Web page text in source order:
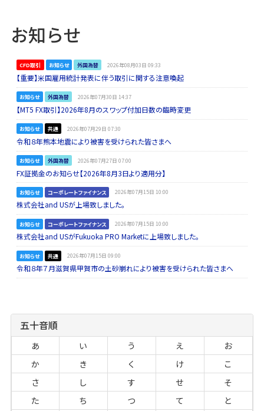
お知らせ
CFD取引 お知らせ 外国為替 2026年08月03日 09:33
【重要】米国雇用統計発表に伴う取引に関する注意喚起
お知らせ 外国為替 2026年07月30日 14:37
【MT5 FX取引】2026年8月のスワップ付加日数の臨時変更
お知らせ 共通 2026年07月29日 07:30
令和８年熊本地震により被害を受けられた皆さまへ
お知らせ 外国為替 2026年07月27日 07:00
FX証拠金のお知らせ【2026年8月3日より適用分】
お知らせ コーポレートファイナンス 2026年07月15日 10:00
株式会社and USが上場致しました。
お知らせ コーポレートファイナンス 2026年07月15日 10:00
株式会社and USがFukuoka PRO Marketに上場致しました。
お知らせ 共通 2026年07月15日 09:00
令和８年７月滋賀県甲賀市の土砂崩れにより被害を受けられた皆さまへ
五十音順
あ い う え
お
か
き く け
こ
さ
し す せ
そ
た
ち つ て
と